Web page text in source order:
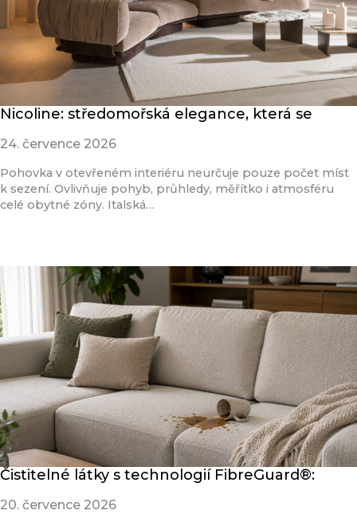
Nicoline: středomořská elegance, která se
24. července 2026
Pohovka v otevřeném interiéru neurčuje pouze počet míst
k sezení. Ovlivňuje pohyb, průhledy, měřítko i atmosféru
celé obytné zóny. Italská…
Čistitelné látky s technologií FibreGuard®:
20. července 2026